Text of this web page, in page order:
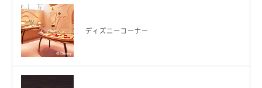
ディズニーコーナー